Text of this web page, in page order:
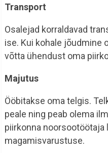
Transport
Osalejad korraldavad
ise. Kui kohale jõudmine
võtta ühendust oma
Majutus
Ööbitakse oma telgis.
peale ning peab olema
piirkonna noorsootöötaja
magamisvarustuse.